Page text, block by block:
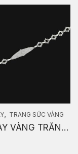
TRANG SỨC VÀNG
, TRANG SỨC VÀNG
LẮC TAY VÀNG TRẮNG LNTW7.3.136